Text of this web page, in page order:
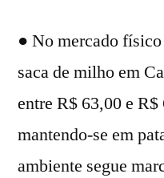
● No mercado
saca de milho em
entre R$ 63,00 e
mantendo-se em
ambiente segue